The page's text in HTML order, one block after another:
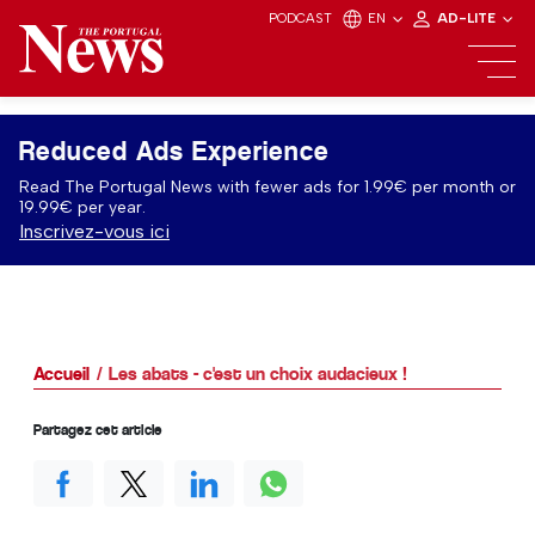
PODCAST EN AD-LITE
Reduced Ads Experience
Read The Portugal News with fewer ads for 1.99€ per month or
19.99€ per year.
Inscrivez-vous ici
Accueil Les abats - c'est un choix audacieux !
Partagez cet article